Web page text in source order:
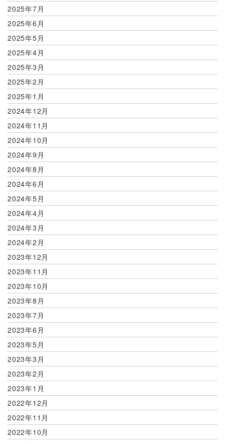
2025年7月
2025年6月
2025年5月
2025年4月
2025年3月
2025年2月
2025年1月
2024年12月
2024年11月
2024年10月
2024年9月
2024年8月
2024年6月
2024年5月
2024年4月
2024年3月
2024年2月
2023年12月
2023年11月
2023年10月
2023年8月
2023年7月
2023年6月
2023年5月
2023年3月
2023年2月
2023年1月
2022年12月
2022年11月
2022年10月